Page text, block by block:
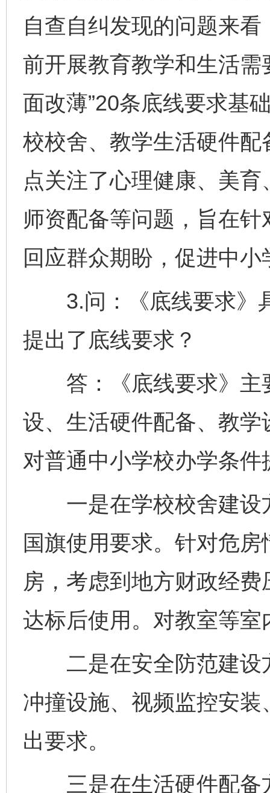
自查自纠发现的问题来
前开展教育教学和生活需
面改薄”20条底线要求基
校校舍、教学生活硬件
点关注了心理健康、美
师资配备等问题，旨在
回应群众期盼，促进中
3.问：《底线要求》
提出了底线要求？
答：《底线要求》主
设、生活硬件配备、教
对普通中小学校办学条
一是在学校校舍建设
国旗使用要求。针对危
房，考虑到地方财政经
达标后使用。对教室等
二是在安全防范建设
冲撞设施、视频监控安
出要求。
三是在生活硬件配备